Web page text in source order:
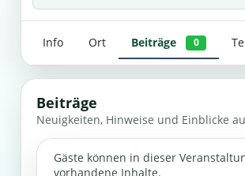
Info Ort Beiträge 0
Beiträge
Neuigkeiten, Hinweise und Einblicke
Gäste können in dieser
vorhandene Inhalte.